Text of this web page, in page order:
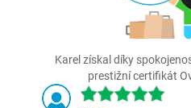
Karel získal díky
prestižní certifikát